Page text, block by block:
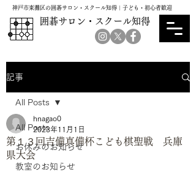
囲碁サロン・スクール知得
神戸市東灘区の囲碁サロン・スクール知得｜子ども・初心者歓迎
記事
All Posts
お休みのお知らせ
教室のお知らせ
All Posts
第１３回吉備真備杯こども棋聖戦 兵庫
県大会
hnagao0
2023年11月1日